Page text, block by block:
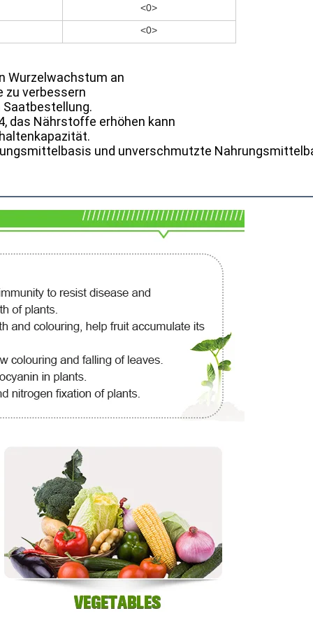
<0>
<0>
Wurzelwachstum an
zu verbessern
das Nährstoffe erhöhen kann
und unverschmutzte